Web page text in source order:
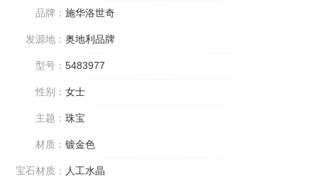
品牌： 施华洛世奇
发源地： 奥地利品牌
型号： 5483977
性别： 女士
主题： 珠宝
材质： 镀金色
宝石材质： 人工水晶